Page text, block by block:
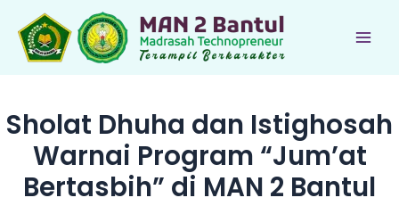
konten
Sholat Dhuha dan Istighosah
Warnai Program “Jum’at
Bertasbih” di MAN 2 Bantul